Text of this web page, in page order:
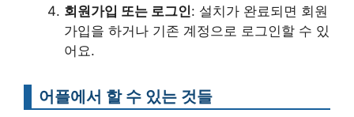
회원가입 또는 로그인: 설치가 완료되면 회원
가입을 하거나 기존 계정으로 로그인할 수 있
어요.
어플에서 할 수 있는 것들